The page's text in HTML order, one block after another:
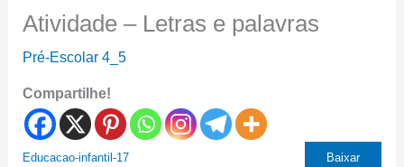
Atividade – Letras e palavras
Pré-Escolar 4_5
Compartilhe!
Educacao-infantil-17 Baixar